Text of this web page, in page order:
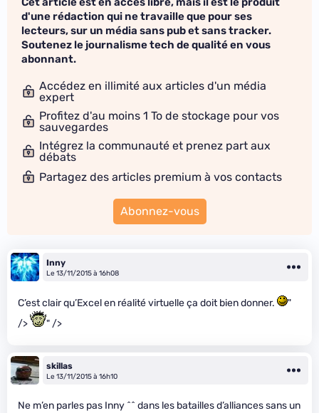
d'une rédaction qui ne travaille que pour ses
lecteurs, sur un média sans pub et sans tracker.
Soutenez le journalisme tech de qualité en vous
abonnant.
Accédez en illimité aux articles d'un média
expert
Profitez d'au moins 1 To de stockage pour vos
sauvegardes
Intégrez la communauté et prenez part aux
débats
Partagez des articles premium à vos contacts
Abonnez-vous
Inny
Le 13/11/2015 à 16h08
C’est clair qu’Excel en réalité virtuelle ça doit bien donner.
"
/>
" />
skillas
Le 13/11/2015 à 16h10
Ne m’en parles pas Inny ^^ dans les batailles d’alliances sans un